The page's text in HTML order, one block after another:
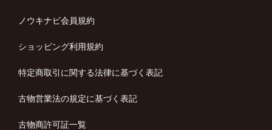
ノウキナビ会員規約
ショッピング利用規約
特定商取引に関する法律に基づく表記
古物営業法の規定に基づく表記
古物商許可証一覧